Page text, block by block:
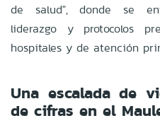
de salud", donde se
liderazgo y protocolos
hospitales y de atención
Una escalada de
de cifras en el